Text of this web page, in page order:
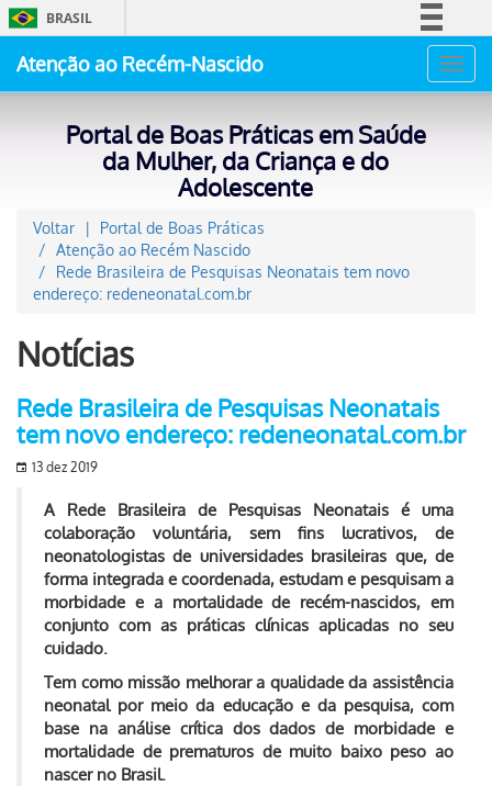
BRASIL
Acesso à informação
Atenção ao Recém-Nascido
Portal de Boas Práticas em Saúde
da Mulher, da Criança e do
Adolescente
Voltar
Portal de Boas Práticas
Atenção ao Recém Nascido
Rede Brasileira de Pesquisas Neonatais tem novo
endereço: redeneonatal.com.br
Notícias
Rede Brasileira de Pesquisas Neonatais
tem novo endereço: redeneonatal.com.br
13 dez 2019
A Rede Brasileira de Pesquisas Neonatais é uma
colaboração voluntária, sem fins lucrativos, de
neonatologistas de universidades brasileiras que, de
forma integrada e coordenada, estudam e pesquisam a
morbidade e a mortalidade de recém-nascidos, em
conjunto com as práticas clínicas aplicadas no seu
cuidado.
Tem como missão melhorar a qualidade da assistência
neonatal por meio da educação e da pesquisa, com
base na análise crítica dos dados de morbidade e
mortalidade de prematuros de muito baixo peso ao
nascer no Brasil.